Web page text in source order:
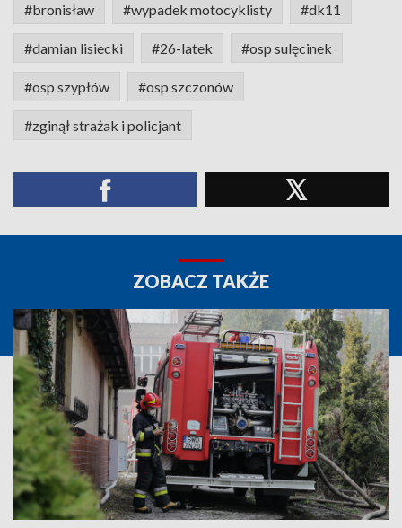
#bronisław #wypadek motocyklisty #dk11
#damian lisiecki #26-latek #osp sulęcinek
#osp szypłów #osp szczonów
#zginął strażak i policjant
ZOBACZ TAKŻE